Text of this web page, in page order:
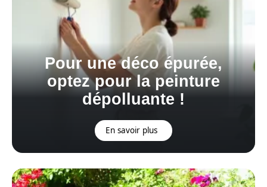
Pour une déco épurée,
optez pour la peinture
dépolluante !
En savoir plus